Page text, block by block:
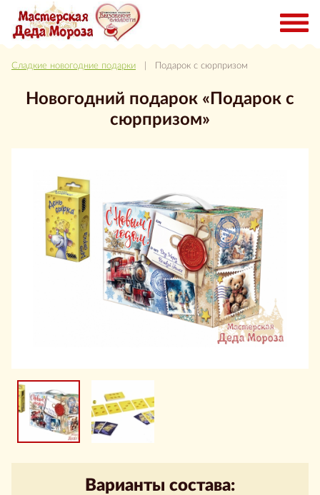
Сладкие новогодние подарки | Подарок с сюрпризом
Новогодний подарок «Подарок с
сюрпризом»
Варианты состава: